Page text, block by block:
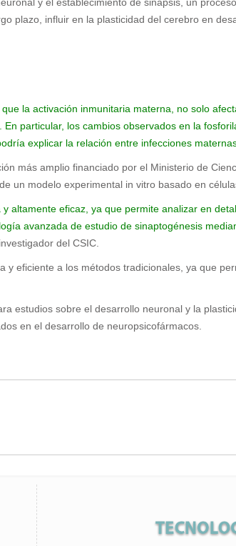
plazo, influir en la plasticidad del cerebro en
la activación inmunitaria materna, no solo
particular, los cambios observados en la
explicar la relación entre infecciones
más amplio financiado por el Ministerio de
un modelo experimental in vitro basado en
altamente eficaz, ya que permite analizar en
avanzada de estudio de sinaptogénesis
del CSIC.
y eficiente a los métodos tradicionales, ya que
estudios sobre el desarrollo neuronal y la
en el desarrollo de neuropsicofármacos.